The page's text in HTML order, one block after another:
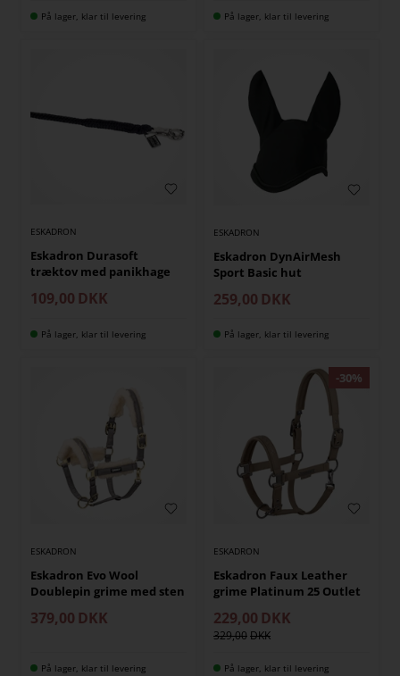
På lager, klar til levering På lager, klar til levering
ESKADRON
Eskadron Durasoft
træktov med panikhage
109,00 DKK
På lager, klar til levering
ESKADRON
Eskadron DynAirMesh
Sport Basic hut
259,00 DKK
På lager, klar til levering
ESKADRON
Eskadron Evo Wool
Doublepin grime med sten
379,00 DKK
På lager, klar til levering
ESKADRON
Eskadron Faux Leather
grime Platinum 25 Outlet
229,00 DKK
329,00
På lager, klar til levering